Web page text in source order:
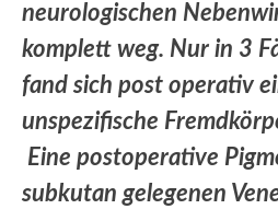
neurologischen
komplett weg. Nur in 3
fand sich post operativ
unspezifische
Eine postoperative
subkutan gelegenen